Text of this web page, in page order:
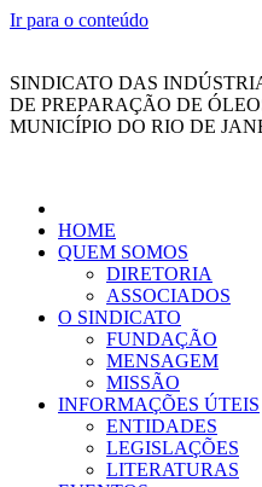
Ir para o conteúdo
SINDICATO DAS
DE PREPARAÇÃO DE
MUNICÍPIO DO RIO DE
HOME
QUEM SOMOS
DIRETORIA
ASSOCIADOS
O SINDICATO
FUNDAÇÃO
MENSAGEM
MISSÃO
INFORMAÇÕES ÚTEIS
ENTIDADES
LEGISLAÇÕES
LITERATURAS